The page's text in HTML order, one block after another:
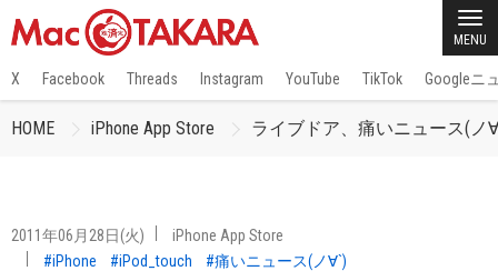
MENU
X Facebook Threads Instagram YouTube TikTok Googleニ
HOME iPhone App Store ライブドア、痛いニュース(
2011年06月28日(火)
iPhone App Store
#iPhone
#iPod_touch #痛いニュース(ノ∀`)